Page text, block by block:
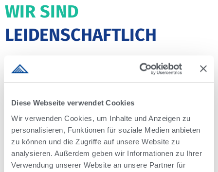
Diese Webseite verwendet Cookies
Wir verwenden Cookies, um Inhalte und Anzeigen zu
personalisieren, Funktionen für soziale Medien anbieten
zu können und die Zugriffe auf unsere Website zu
analysieren. Außerdem geben wir Informationen zu Ihrer
Verwendung unserer Website an unsere Partner für
WIR SIND
LEIDENSCHAFTLICH
langjährigen Geschichte in Zucht und Genetik. Unser
Unsere Alta Mitarbeiter:innen streben danach, die
individuellen Bedürfnisse und Ziele deines Betriebes zu
verstehen. Alle Alta Leute haben eins gemeinsam – die
Leidenschaft für die Landwirtschaft und ihre Menschen.